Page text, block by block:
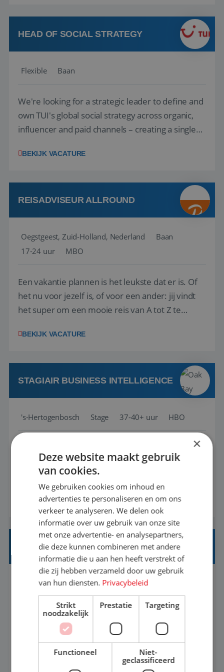
deze onderdelen zijn nu samen gevoegd...
HEAD OF SOCIAL STRATEGY
Flexible Baan
We're looking for a strategic leader to define and
own TUI's global social strategy across organic,
influencer and paid channels – creating a single
locally. The role will be published until 18 August
Attractive remuneration, discre...
BEKIJK VACATURE
REISADVISEUR ALLROUND
Oegstgeest, Zuid-Holland, Nederland
Baan
17-24 uur
MBO
Een vakantie plannen is het leukste dat er is. Of
het nu voor jezelf is, of voor een ander: jij vindt
het super om een mooie reis van A tot Z te
vakantiegangers de meest prachtige plekjes op
werken: of het nu gaat om vragen ...
BEKIJK VACATURE
STAGIAIR BUSINESS INTELLIGENCE
's-Hertogenbosch Stage 37-40+ uur HBO
informatiebehoefte van verschillende interne
afdelingen specificeren. Aan de hand van deze
informatiebehoefte ga je BI-producten zoals
adviezen, rapportages en dashboards
ontwikkelen, aanpassen en leveren. Deze
producten ontwikkel je door middel van de data
uit ons datawa...
BEKIJK VACATURE
INKOPER VAKANTIES
Nijmegen Baan 33-36 uur MBO
Jij vindt de mooiste plekjes ter wereld en geeft
eenoudergezinnen én singles de meest
onvergetelijke vakanties van hun leven, hoe gaaf
is dat? Ben jij de commerciële professional die
×
Deze website maakt gebruik
van cookies.
We gebruiken cookies om inhoud en
advertenties te personaliseren en om ons
verkeer te analyseren. We delen ook
informatie over uw gebruik van onze site
met onze advertentie- en analysepartners,
die deze kunnen combineren met andere
informatie die u aan hen heeft verstrekt of
die zij hebben verzameld door uw gebruik
van hun diensten. Privacybeleid
Strikt
noodzakelijk
Prestatie Targeting
Functioneel
Niet-
geclassificeerd